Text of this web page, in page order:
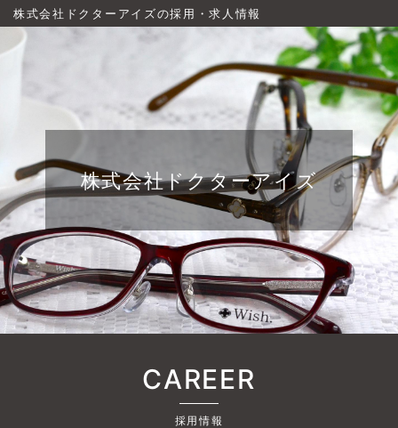
株式会社ドクターアイズの採用・求人情報
株式会社ドクターアイズ
CAREER
採用情報